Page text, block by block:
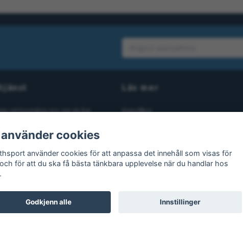
att kontakta oss om du har
vi kan! Maila oss på
Läs mer
Köpvillkor
Gör en retur
cookies
använder cookies för att anpassa det innehåll som visas för
för att du ska få bästa tänkbara upplevelse när du handlar hos
Godkjenn alle Innstillinger